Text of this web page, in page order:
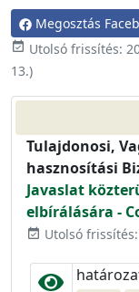
Megosztás
event_available Utolsó frissítés:
13.)
Tulajdonosi,
hasznosítási
Javaslat
elbírálására -
event_available Utolsó